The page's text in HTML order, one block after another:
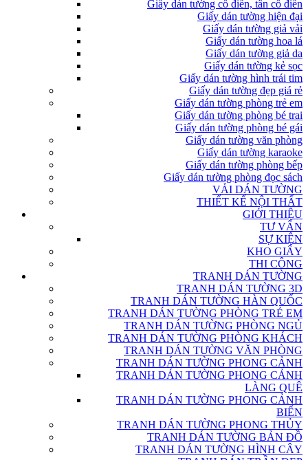
Giấy dán tường cổ điển, tân cổ điển
Giấy dán tường hiện đại
Giấy dán tường giả vải
Giấy dán tường hoa lá
Giấy dán tường giả da
Giấy dán tường kẻ sọc
Giấy dán tường hình trái tim
Giấy dán tường đẹp giá rẻ
Giấy dán tường phòng trẻ em
Giấy dán tường phòng bé trai
Giấy dán tường phòng bé gái
Giấy dán tường văn phòng
Giấy dán tường karaoke
Giấy dán tường phòng bếp
Giấy dán tường phòng đọc sách
VẢI DÁN TƯỜNG
THIẾT KẾ NỘI THẤT
GIỚI THIỆU
TƯ VẤN
SỰ KIỆN
KHO GIẤY
THI CÔNG
TRANH DÁN TƯỜNG
TRANH DÁN TƯỜNG 3D
TRANH DÁN TƯỜNG HÀN QUỐC
TRANH DÁN TƯỜNG PHÒNG TRẺ EM
TRANH DÁN TƯỜNG PHÒNG NGỦ
TRANH DÁN TƯỜNG PHÒNG KHÁCH
TRANH DÁN TƯỜNG VĂN PHÒNG
TRANH DÁN TƯỜNG PHONG CẢNH
TRANH DÁN TƯỜNG PHONG CẢNH
LÀNG QUÊ
TRANH DÁN TƯỜNG PHONG CẢNH
BIỂN
TRANH DÁN TƯỜNG PHONG THỦY
TRANH DÁN TƯỜNG BẢN ĐỒ
TRANH DÁN TƯỜNG HÌNH CÂY